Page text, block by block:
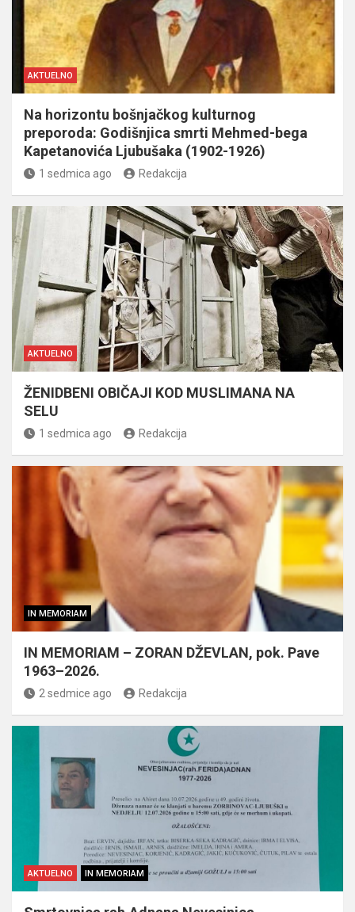
AKTUELNO
Na horizontu bošnjačkog kulturnog
preporoda: Godišnjica smrti Mehmed-bega
Kapetanovića Ljubušaka (1902-1926)
1 sedmica ago Redakcija
AKTUELNO
ŽENIDBENI OBIČAJI KOD MUSLIMANA NA
SELU
1 sedmica ago Redakcija
IN MEMORIAM
IN MEMORIAM – ZORAN DŽEVLAN, pok. Pave
1963–2026.
2 sedmice ago Redakcija
AKTUELNO IN MEMORIAM